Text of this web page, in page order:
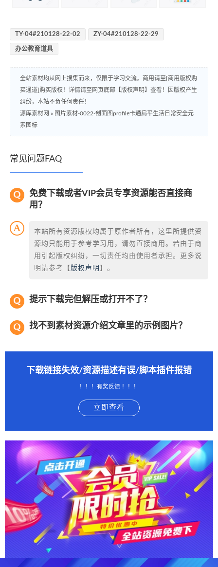
TY-04#210128-22-02 ZY-04#210128-22-29
办公教育道具
全站素材均从网上搜集而来，仅限于学习交流。商用请至[商用版权购
买通道]购买版权！详情请至网页底部【版权声明】查看！因版权产生
纠纷，本站不负任何责任！
源库素材网 » 图片素材-0022-剖面图profile卡通扁平生活日常安全元
素图标
常见问题FAQ
免费下载或者VIP会员专享资源能否直接商
用？
本站所有资源版权均属于原作者所有，这里所提供资
源均只能用于参考学习用，请勿直接商用。若由于商
用引起版权纠纷，一切责任均由使用者承担。更多说
明请参考【 版权声明 】。
提示下载完但解压或打开不了？
找不到素材资源介绍文章里的示例图片？
下载链接失效/资源描述有误/脚本插件报错
！！！有奖反馈 ！！！
立即查看